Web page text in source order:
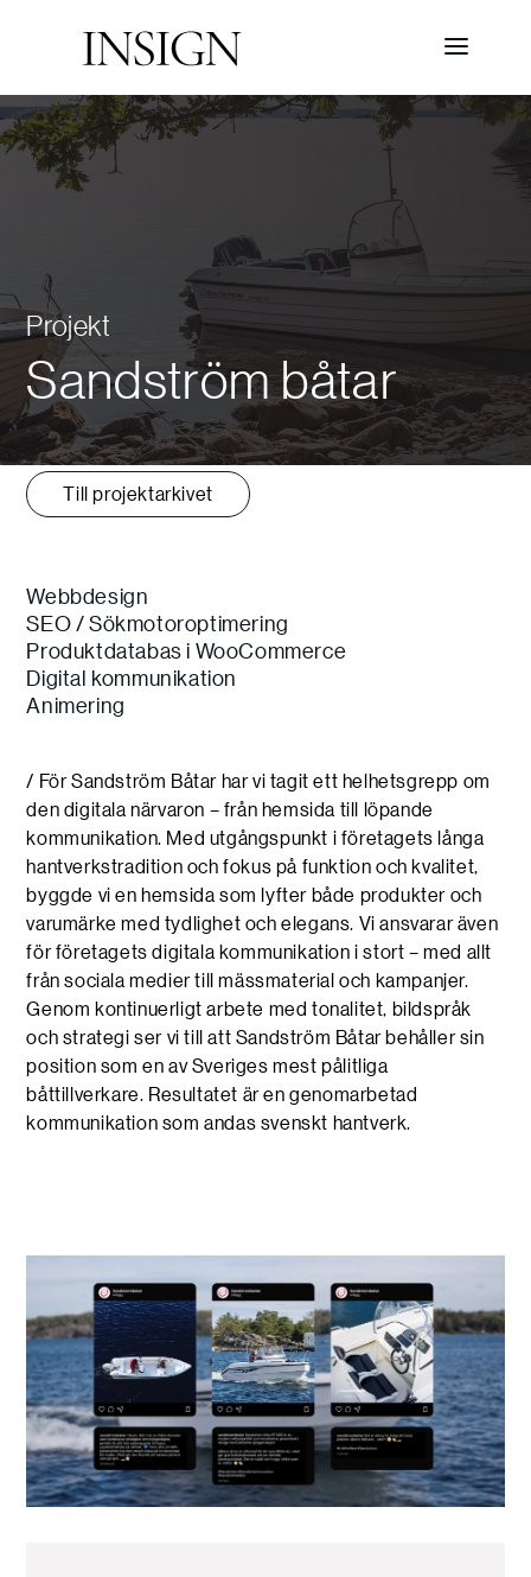
Projekt
Sandström båtar
Till projektarkivet
Webbdesign
SEO / Sökmotoroptimering
Produktdatabas i WooCommerce
Digital kommunikation
Animering
/ För Sandström Båtar har vi tagit ett helhetsgrepp om
den digitala närvaron – från hemsida till löpande
kommunikation. Med utgångspunkt i företagets långa
hantverkstradition och fokus på funktion och kvalitet,
byggde vi en hemsida som lyfter både produkter och
varumärke med tydlighet och elegans. Vi ansvarar även
för företagets digitala kommunikation i stort – med allt
från sociala medier till mässmaterial och kampanjer.
Genom kontinuerligt arbete med tonalitet, bildspråk
och strategi ser vi till att Sandström Båtar behåller sin
position som en av Sveriges mest pålitliga
båttillverkare. Resultatet är en genomarbetad
kommunikation som andas svenskt hantverk.